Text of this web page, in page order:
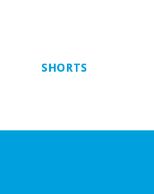
SHORTS